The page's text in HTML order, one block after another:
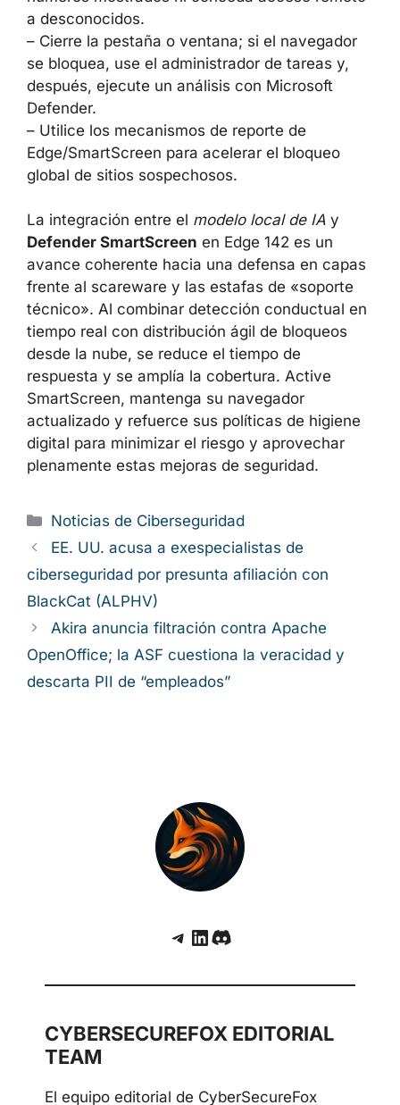
a desconocidos.
– Cierre la pestaña o ventana; si el navegador
se bloquea, use el administrador de tareas y,
después, ejecute un análisis con Microsoft
Defender.
– Utilice los mecanismos de reporte de
Edge/SmartScreen para acelerar el bloqueo
global de sitios sospechosos.
La integración entre el modelo local de IA y
Defender SmartScreen en Edge 142 es un
avance coherente hacia una defensa en capas
frente al scareware y las estafas de «soporte
técnico». Al combinar detección conductual en
tiempo real con distribución ágil de bloqueos
desde la nube, se reduce el tiempo de
respuesta y se amplía la cobertura. Active
SmartScreen, mantenga su navegador
actualizado y refuerce sus políticas de higiene
digital para minimizar el riesgo y aprovechar
plenamente estas mejoras de seguridad.
Categorías
Noticias de Ciberseguridad
EE. UU. acusa a exespecialistas de
ciberseguridad por presunta afiliación con
BlackCat (ALPHV)
Akira anuncia filtración contra Apache
OpenOffice; la ASF cuestiona la veracidad y
descarta PII de “empleados”
Telegram
LinkedIn
Discord
CYBERSECUREFOX EDITORIAL
TEAM
El equipo editorial de CyberSecureFox